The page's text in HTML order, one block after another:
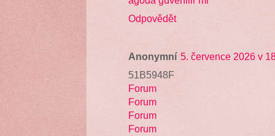
Odpovědět
Anonymní 5. července 2026 v
51B5948F
Forum
Forum
Forum
Forum